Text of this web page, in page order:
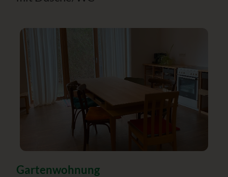
Gartenwohnung